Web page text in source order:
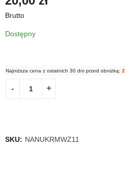
Brutto
Dostępny
Najniższa cena z ostatnich 30 dni przed obniżką:
SKU: NANUKRMWZ11